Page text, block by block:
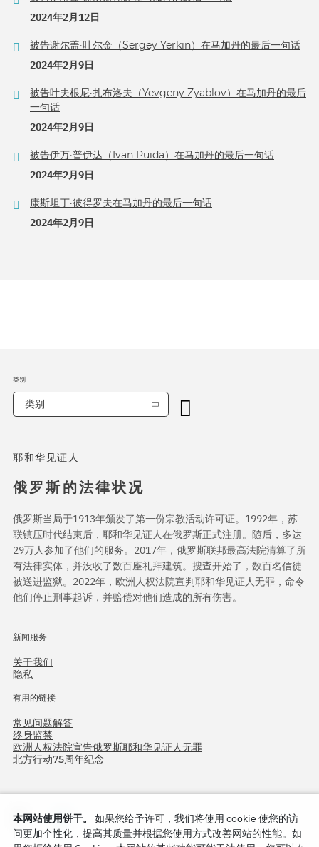
2024年2月12日
被告谢尔盖·叶尔金（Sergey Yerkin）在马加丹的最后一句话
2024年2月9日
被告叶夫根尼·扎布洛夫（Yevgeny Zyablov）在马加丹的最后
一句话
2024年2月9日
被告伊万·普伊达（Ivan Puida）在马加丹的最后一句话
2024年2月9日
康斯坦丁·彼得罗夫在马加丹的最后一句话
2024年2月9日
耶和华见证人
俄罗斯的法律状况
俄罗斯当局于1913年颁发了第一份宗教活动许可证。1992年，苏
联镇压时代结束后，耶和华见证人在俄罗斯正式注册。随后，多达
29万人参加了他们的服务。2017年，俄罗斯联邦最高法院清算了所
有法律实体，并没收了数百座礼拜建筑。搜查开始了，数百名信徒
被送进监狱。2022年，欧洲人权法院宣判耶和华见证人无罪，命令
他们停止刑事起诉，并赔偿对他们造成的所有伤害。
新闻服务
关于我们
隐私
有用的链接
常见问题解答
终身监禁
欧洲人权法院宣告俄罗斯耶和华见证人无罪
北方行动75周年纪念
类别
类别
本网站使用饼干。
如果您给予许可，我们将使用 cookie 使您的访
问更加个性化，提高其质量并根据您使用方式改善网站的性能。如